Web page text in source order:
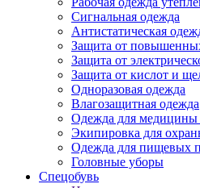
Сигнальная одежда
Антистатическая
Защита от
Защита от
Защита от кислот и
Одноразовая одежда
Влагозащитная одежда
Одежда для медицины
Экипировка для
Одежда для пищевых
Головные уборы
Спецобувь